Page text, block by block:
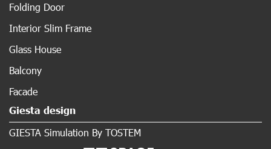
Folding Door
Interior Slim Frame
Glass House
Balcony
Facade
Giesta design
GIESTA Simulation By TOSTEM